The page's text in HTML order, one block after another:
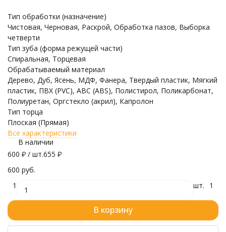
Тип обработки (назначение)
Чистовая, Черновая, Раскрой, Обработка пазов, Выборка
четверти
Тип зуба (форма режущей части)
Спиральная, Торцевая
Обрабатываемый материал
Дерево, Дуб, Ясень, МДФ, Фанера, Твердый пластик, Мягкий
пластик, ПВХ (PVC), ABC (ABS), Полистирол, Поликарбонат,
Полиуретан, Оргстекло (акрил), Капролон
Тип торца
Плоская (Прямая)
Все характеристики
В наличии
600 ₽ / шт.655 ₽
600 руб.
1
шт. 1
В корзину